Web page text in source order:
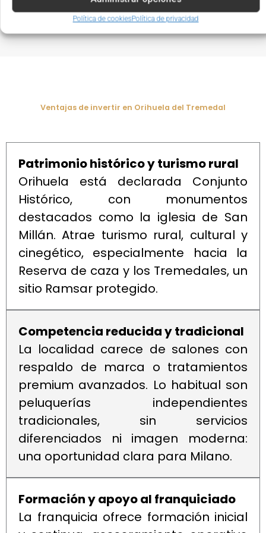
Política de cookiesPolítica de privacidad
su comarca.
Ventajas de invertir en Orihuela del Tremedal
Patrimonio histórico y turismo rural
Orihuela está declarada Conjunto
Histórico, con monumentos
destacados como la iglesia de San
Millán. Atrae turismo rural, cultural y
cinegético, especialmente hacia la
Reserva de caza y los Tremedales, un
sitio Ramsar protegido.
Competencia reducida y tradicional
La localidad carece de salones con
respaldo de marca o tratamientos
premium avanzados. Lo habitual son
peluquerías independientes
tradicionales, sin servicios
diferenciados ni imagen moderna:
una oportunidad clara para Milano.
Formación y apoyo al franquiciado
La franquicia ofrece formación inicial